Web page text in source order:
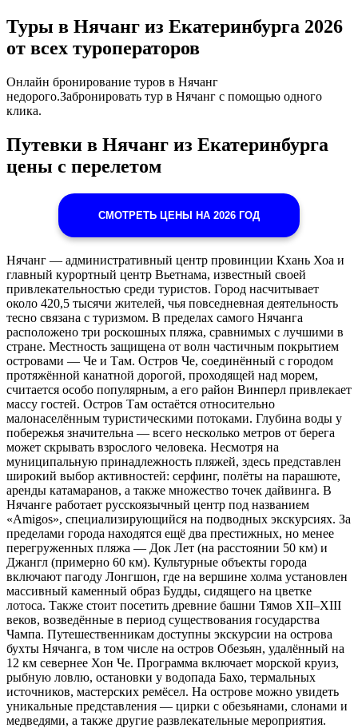
Туры в Нячанг из Екатеринбурга 2026
от всех туроператоров
Онлайн бронирование туров в Нячанг
недорого.Забронировать тур в Нячанг с помощью одного
клика.
Путевки в Нячанг из Екатеринбурга
цены с перелетом
СМОТРЕТЬ ЦЕНЫ НА 2026 ГОД
Нячанг — административный центр провинции Кхань Хоа и
главный курортный центр Вьетнама, известный своей
привлекательностью среди туристов. Город насчитывает
около 420,5 тысячи жителей, чья повседневная деятельность
тесно связана с туризмом. В пределах самого Нячанга
расположено три роскошных пляжа, сравнимых с лучшими в
стране. Местность защищена от волн частичным покрытием
островами — Че и Там. Остров Че, соединённый с городом
протяжённой канатной дорогой, проходящей над морем,
считается особо популярным, а его район Винперл привлекает
массу гостей. Остров Там остаётся относительно
малонаселённым туристическими потоками. Глубина воды у
побережья значительна — всего несколько метров от берега
может скрывать взрослого человека. Несмотря на
муниципальную принадлежность пляжей, здесь представлен
широкий выбор активностей: серфинг, полёты на парашюте,
аренды катамаранов, а также множество точек дайвинга. В
Нячанге работает русскоязычный центр под названием
«Amigos», специализирующийся на подводных экскурсиях. За
пределами города находятся ещё два престижных, но менее
перегруженных пляжа — Док Лет (на расстоянии 50 км) и
Джангл (примерно 60 км). Культурные объекты города
включают пагоду Лонгшон, где на вершине холма установлен
массивный каменный образ Будды, сидящего на цветке
лотоса. Также стоит посетить древние башни Тямов XII–XIII
веков, возведённые в период существования государства
Чампа. Путешественникам доступны экскурсии на острова
бухты Нячанга, в том числе на остров Обезьян, удалённый на
12 км севернее Хон Че. Программа включает морской круиз,
рыбную ловлю, остановки у водопада Бахо, термальных
источников, мастерских ремёсел. На острове можно увидеть
уникальные представления — цирки с обезьянами, слонами и
медведями, а также другие развлекательные мероприятия.